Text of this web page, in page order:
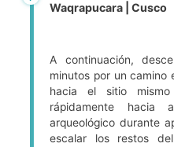
Waqrapucara | Cusco
A continuación,
minutos por un camino
hacia el sitio
rápidamente hacia
arqueológico durante
escalar los restos